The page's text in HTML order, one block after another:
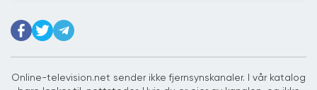
Egypt
Estland
Online-television.net sender ikke fjernsynskanaler. I vår katalog